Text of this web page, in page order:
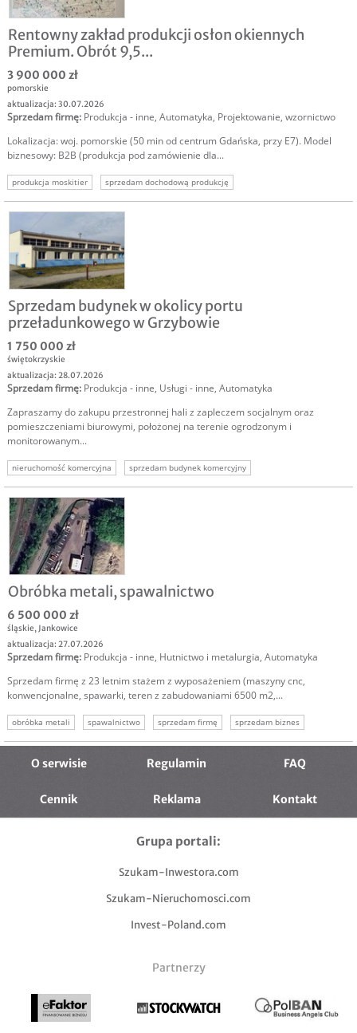
Rentowny zakład produkcji osłon okiennych
Premium. Obrót 9,5...
3 900 000 zł
pomorskie
aktualizacja: 30.07.2026
Sprzedam firmę: Produkcja - inne, Automatyka, Projektowanie, wzornictwo
Lokalizacja: woj. pomorskie (50 min od centrum Gdańska, przy E7). Model
biznesowy: B2B (produkcja pod zamówienie dla...
produkcja moskitier
sprzedam dochodową produkcję
sprzedam dochodowy biznes
sprzedam dochodową firmę
Sprzedam budynek w okolicy portu
przeładunkowego w Grzybowie
1 750 000 zł
świętokrzyskie
aktualizacja: 28.07.2026
Sprzedam firmę: Produkcja - inne, Usługi - inne, Automatyka
Zapraszamy do zakupu przestronnej hali z zapleczem socjalnym oraz
pomieszczeniami biurowymi, położonej na terenie ogrodzonym i
monitorowanym...
nieruchomość komercyjna sprzedam budynek komercyjny
Obróbka metali, spawalnictwo
6 500 000 zł
śląskie, Jankowice
aktualizacja: 27.07.2026
Sprzedam firmę: Produkcja - inne, Hutnictwo i metalurgia, Automatyka
Sprzedam firmę z 23 letnim stażem z wyposażeniem (maszyny cnc,
konwencjonalne, spawarki, teren z zabudowaniami 6500 m2,...
obróbka metali spawalnictwo sprzedam firmę sprzedam biznes
O serwisie Regulamin FAQ
Cennik Reklama Kontakt
Grupa portali:
Szukam-Inwestora.com
Szukam-Nieruchomosci.com
Invest-Poland.com
Partnerzy